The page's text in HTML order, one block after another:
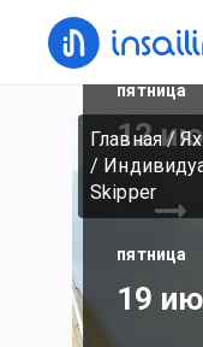
Главная/
/
Skipper
пятница
12
пятница
19